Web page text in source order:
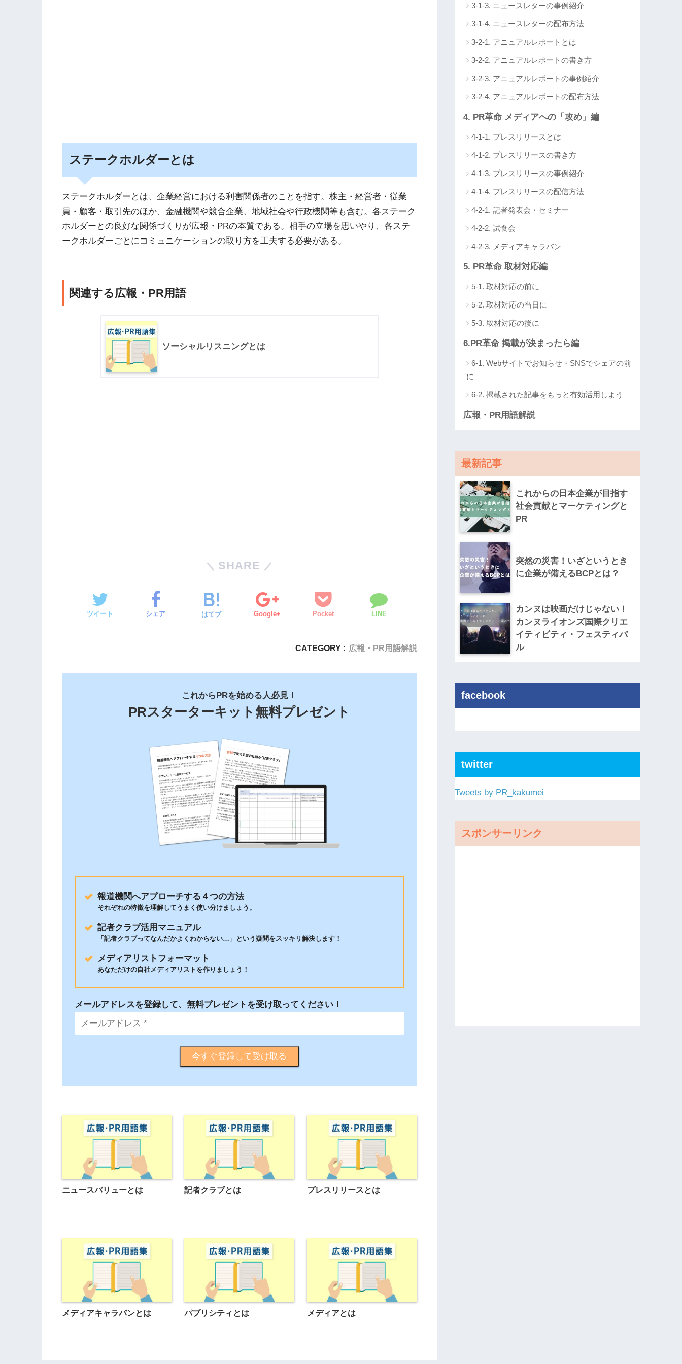
ステークホルダーとは
ステークホルダーとは、企業経営における利害関係者のことを指す。株主・経営者・従業
員・顧客・取引先のほか、金融機関や競合企業、地域社会や行政機関等も含む。各ステーク
ホルダーとの良好な関係づくりが広報・PRの本質である。相手の立場を思いやり、各ステ
ークホルダーごとにコミュニケーションの取り方を工夫する必要がある。
関連する広報・PR用語
ソーシャルリスニングとは
SHARE
ツイート シェア はてブ Google+ Pocket LINE
CATEGORY : 広報・PR用語解説
これからPRを始める人必見！
PRスターターキット無料プレゼント
報道機関へアプローチする４つの方法
それぞれの特徴を理解してうまく使い分けましょう。
記者クラブ活用マニュアル
「記者クラブってなんだかよくわからない…」という疑問をスッキリ解決します！
メディアリストフォーマット
あなただけの自社メディアリストを作りましょう！
メールアドレスを登録して、 無料プレゼントを受け取ってください！
今すぐ登録して受け取る
ニュースバリューとは 記者クラブとは プレスリリースとは
メディアキャラバンとは パブリシティとは メディアとは
3-1-3. ニュースレターの事例紹介
3-1-4. ニュースレターの配布方法
3-2-1. アニュアルレポートとは
3-2-2. アニュアルレポートの書き方
3-2-3. アニュアルレポートの事例紹介
3-2-4. アニュアルレポートの配布方法
4. PR革命 メディアへの「攻め」編
4-1-1. プレスリリースとは
4-1-2. プレスリリースの書き方
4-1-3. プレスリリースの事例紹介
4-1-4. プレスリリースの配信方法
4-2-1. 記者発表会・セミナー
4-2-2. 試食会
4-2-3. メディアキャラバン
5. PR革命 取材対応編
5-1. 取材対応の前に
5-2. 取材対応の当日に
5-3. 取材対応の後に
6.PR革命 掲載が決まったら編
6-1. Webサイトでお知らせ・SNSでシェアの前
に
6-2. 掲載された記事をもっと有効活用しよう
広報・PR用語解説
最新記事
これからの日本企業が目指す
社会貢献とマーケティングと
PR
突然の災害！いざというとき
に企業が備えるBCPとは？
カンヌは映画だけじゃない！
カンヌライオンズ国際クリエ
イティビティ・フェスティバ
ル
facebook
twitter
Tweets by PR_kakumei
スポンサーリンク